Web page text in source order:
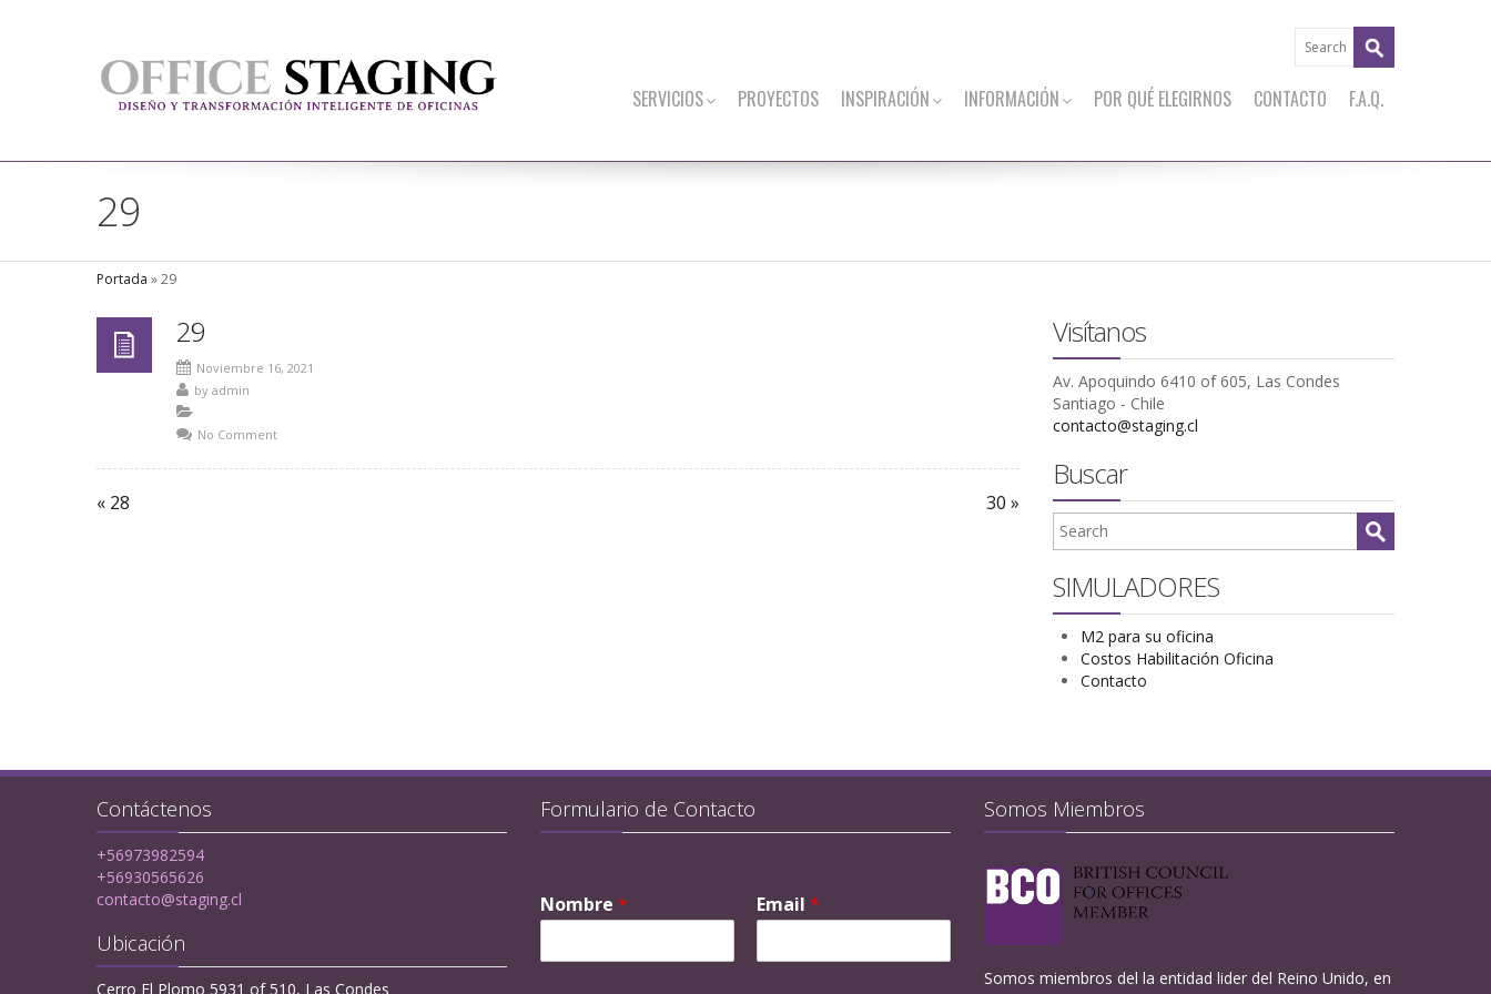
SERVICIOS PROYECTOS INSPIRACIÓN INFORMACIÓN POR QUÉ ELEGIRNOS CONTACTO F.A.Q.
29
Portada »29
29
Noviembre 16, 2021
by admin
No Comment
« 28 30 »
Visítanos
Av. Apoquindo 6410 of 605, Las Condes
Santiago - Chile
contacto@staging.cl
Buscar
SIMULADORES
M2 para su oficina
Costos Habilitación Oficina
Contacto
Contáctenos
+56973982594
+56930565626
contacto@staging.cl
Ubicación
Cerro El Plomo 5931 of 510, Las Condes
Formulario de Contacto
Nombre * Email *
Somos Miembros
Somos miembros del la entidad lider del Reino Unido, en